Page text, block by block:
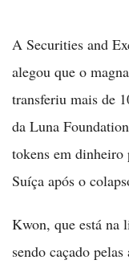
A Securities and
alegou que o
transferiu mais de
da Luna
tokens em dinheiro
Suíça após o
Kwon, que está na
sendo caçado